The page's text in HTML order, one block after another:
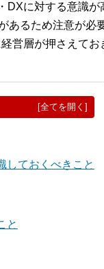
DXに対する意識が
あるため注意が必
営層が押さえてお
[全てを開く]
しておくべきこと
と